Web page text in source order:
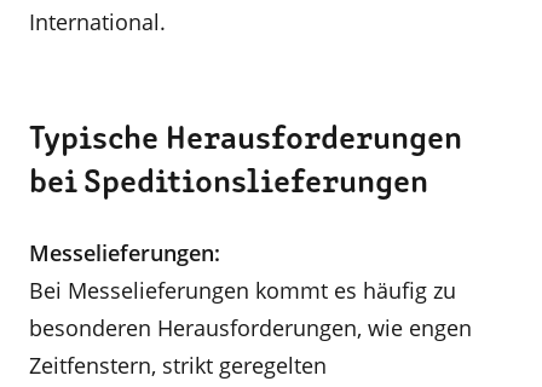
International.
Typische Herausforderungen
bei Speditionslieferungen
Messelieferungen:
Bei Messelieferungen kommt es häufig zu
besonderen Herausforderungen, wie engen
Zeitfenstern, strikt geregelten